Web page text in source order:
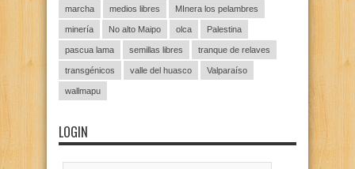
marcha medios libres MInera los pelambres
minería No alto Maipo olca Palestina
pascua lama semillas libres tranque de relaves
transgénicos valle del huasco Valparaíso
wallmapu
LOGIN